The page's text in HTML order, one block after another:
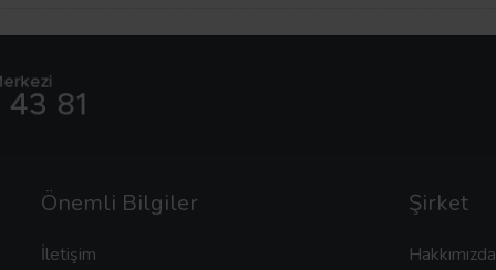
Önemli Bilgiler
İletişim
Şirket
Hakkımızda